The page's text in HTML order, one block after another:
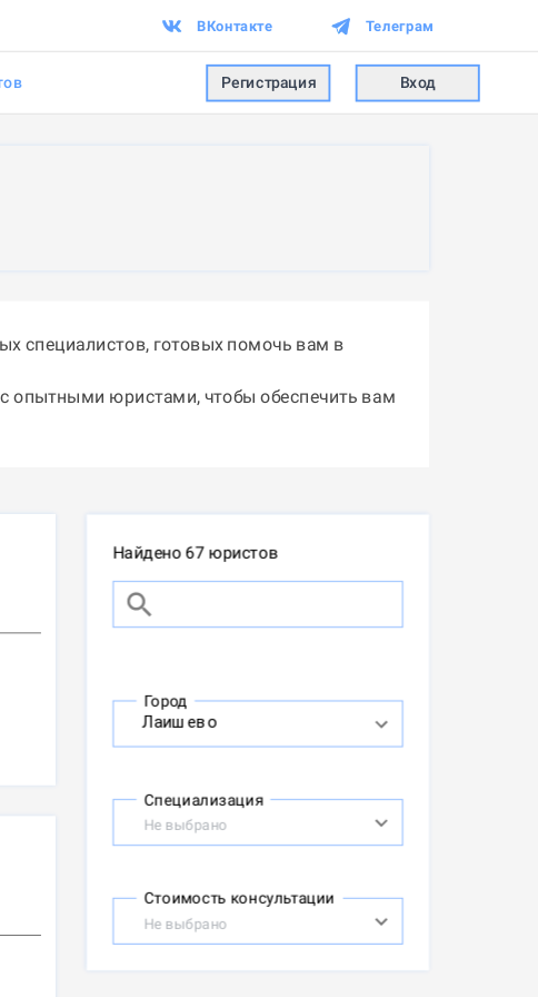
ВКонтакте Телеграм
Регистрация Вход
специалистов, готовых помочь вам в
опытными юристами, чтобы обеспечить вам
Найдено 67 юристов
Город
Специализация
Не выбрано
Стоимость консультации
Не выбрано